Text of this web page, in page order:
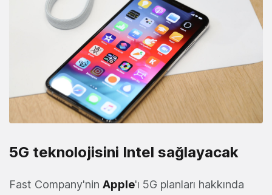
5G teknolojisini Intel sağlayacak
Fast Company'nin Apple'ı 5G planları hakkında